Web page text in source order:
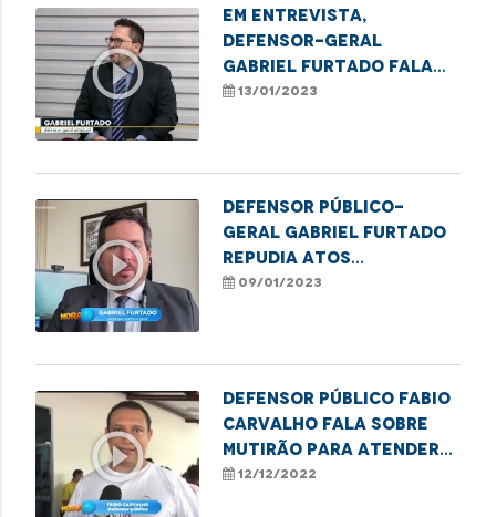
play_circle_outline
Em entrevista,
defensor-geral
Gabriel Furtado fala
sobre ações da DPE e
13/01/2023
play_circle_outline
Defensor público-
geral Gabriel Furtado
repudia atos
terroristas em Brasília
09/01/2023
play_circle_outline
Defensor público Fabio
Carvalho fala sobre
mutirão para atender
PopRua em Imperatriz
12/12/2022